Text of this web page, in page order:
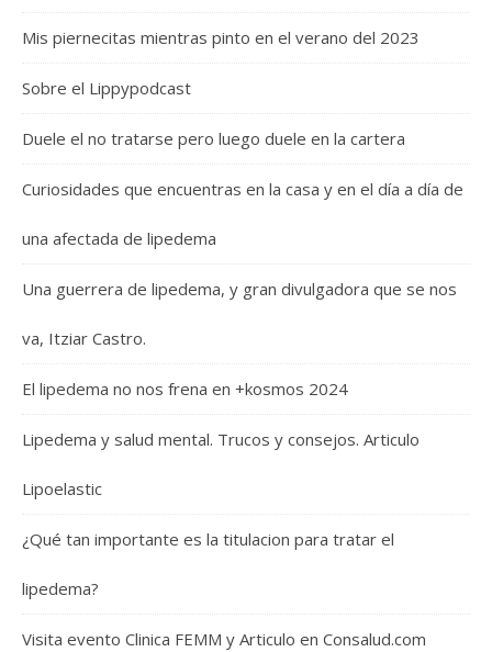
Mis piernecitas mientras pinto en el verano del 2023
Sobre el Lippypodcast
Duele el no tratarse pero luego duele en la cartera
Curiosidades que encuentras en la casa y en el día a día de
una afectada de lipedema
Una guerrera de lipedema, y gran divulgadora que se nos
va, Itziar Castro.
El lipedema no nos frena en +kosmos 2024
Lipedema y salud mental. Trucos y consejos. Articulo
Lipoelastic
¿Qué tan importante es la titulacion para tratar el
lipedema?
Visita evento Clinica FEMM y Articulo en Consalud.com